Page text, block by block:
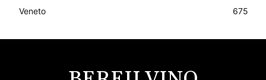
Veneto
675